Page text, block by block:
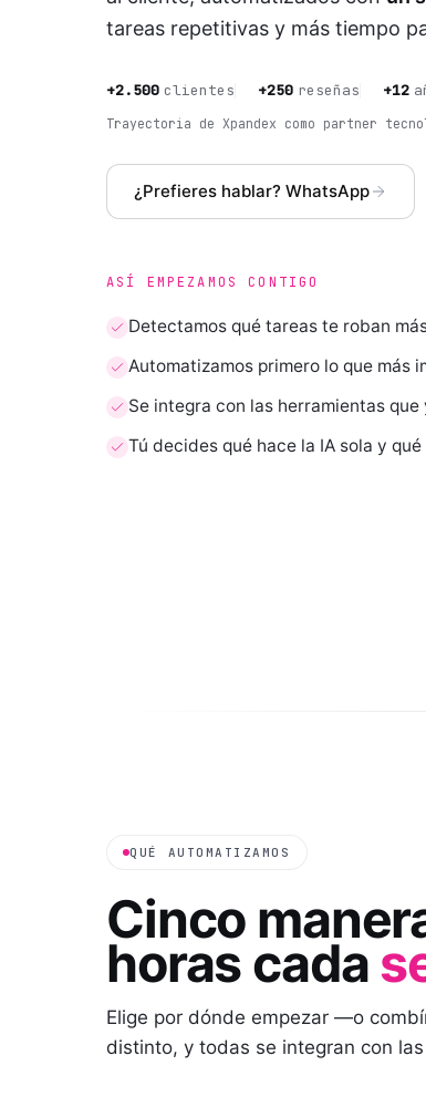
tareas repetitivas y más tiempo
+2.500 clientes +250 reseñas +12
Trayectoria de Xpandex como partner
¿Prefieres hablar? WhatsApp
ASÍ EMPEZAMOS CONTIGO
Detectamos qué tareas te roban
Automatizamos primero lo que más
Se integra con las herramientas que
Tú decides qué hace la IA sola y
QUÉ AUTOMATIZAMOS
Cinco
horas cada
Elige por dónde empezar —o
distinto, y todas se integran con